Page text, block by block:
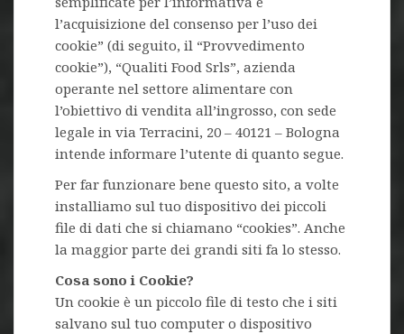
l’acquisizione del consenso per l’uso dei
cookie” (di seguito, il “Provvedimento
cookie”), “Qualiti Food Srls”, azienda
operante nel settore alimentare con
l’obiettivo di vendita all’ingrosso, con sede
legale in via Terracini, 20 – 40121 – Bologna
intende informare l’utente di quanto segue.
Per far funzionare bene questo sito, a volte
installiamo sul tuo dispositivo dei piccoli
file di dati che si chiamano “cookies”. Anche
la maggior parte dei grandi siti fa lo stesso.
Cosa sono i Cookie?
Un cookie è un piccolo file di testo che i siti
salvano sul tuo computer o dispositivo